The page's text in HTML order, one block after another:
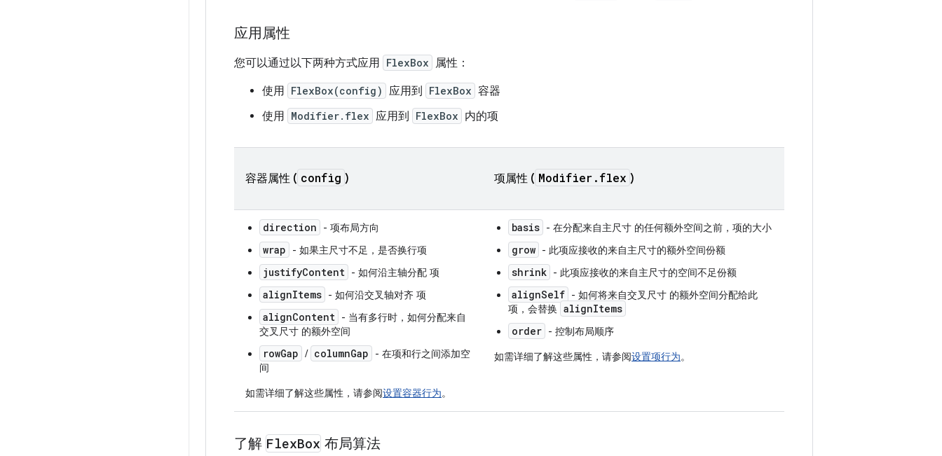
应用属性
您可以通过以下两种方式应用 FlexBox
属性：
使用 FlexBox(config) 应用到 FlexBox 容器
使用 Modifier.flex 应用到 FlexBox 内的项
容器属性 ( config ) 项属性 ( Modifier.flex )
direction - 项布局方向
wrap - 如果主尺寸不足，是否换行项
justifyContent - 如何沿主轴分配 项
alignItems - 如何沿交叉轴对齐 项
alignContent
- 当有多行时，如何分配来自
交叉尺寸 的额外空间
rowGap / columnGap
- 在项和行之间添加空
间
如需详细了解这些属性，请参阅设置容器行为。
basis - 在分配来自主尺寸 的任何额外空间之前，项的大小
grow - 此项应接收的来自主尺寸的额外空间份额
shrink - 此项应接收的来自主尺寸的空间不足份额
alignSelf - 如何将来自交叉尺寸 的额外空间分配给此
项，会替换 alignItems
order - 控制布局顺序
如需详细了解这些属性，请参阅设置项行为。
了解 FlexBox 布局算法